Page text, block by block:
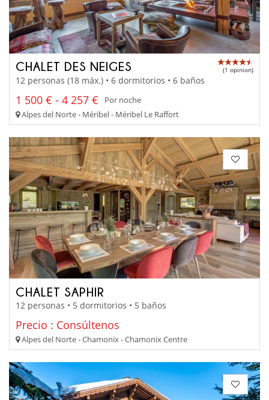
CHALET DES NEIGES (1 opinion)
12 personas (18 máx.) • 6 dormitorios • 6 baños
1 500 € - 4 257 €
Por noche
Alpes del Norte - Méribel - Méribel Le Raffort
CHALET SAPHIR
12 personas • 5 dormitorios • 5 baños
Precio : Consúltenos
Alpes del Norte - Chamonix - Chamonix Centre